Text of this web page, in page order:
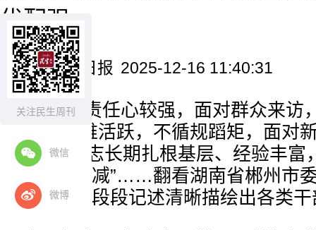
关注民生周刊
微信
微博
优配强
来源：人民日报 2025-12-16 11:40:31
“该同志责任心较强，面对群众来访
“该同志思维活跃，不循规蹈矩，面对
思路”“该同志长期扎根基层、经验丰
工作热情不减”……翻看湖南省郴州市
研报告，一段段记述清晰描绘出各类干